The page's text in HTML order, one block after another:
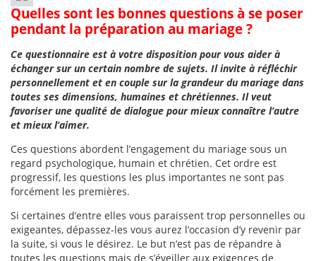
Quelles sont les bonnes questions à se poser
pendant la préparation au mariage ?
Ce questionnaire est à votre disposition pour vous aider à
échanger sur un certain nombre de sujets. Il invite à réfléchir
personnellement et en couple sur la grandeur du mariage dans
toutes ses dimensions, humaines et chrétiennes. Il veut
favoriser une qualité de dialogue pour mieux connaître l’autre
et mieux l’aimer.
Ces questions abordent l’engagement du mariage sous un
regard psychologique, humain et chrétien. Cet ordre est
progressif, les questions les plus importantes ne sont pas
forcément les premières.
Si certaines d’entre elles vous paraissent trop personnelles ou
exigeantes, dépassez-les vous aurez l’occasion d’y revenir par
la suite, si vous le désirez. Le but n’est pas de répandre à
toutes les questions mais de s’éveiller aux exigences de